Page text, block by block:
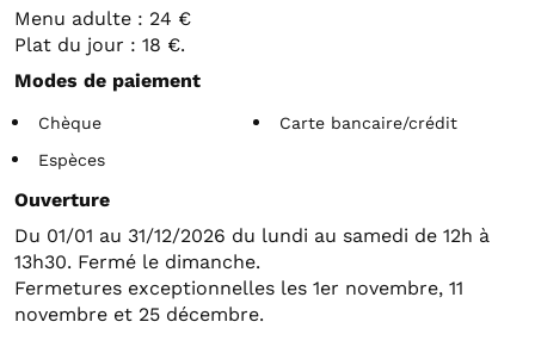
Menu adulte : 24 €
Plat du jour : 18 €.
Modes de paiement
Chèque
Carte bancaire/crédit
Espèces
Ouverture
Du 01/01 au 31/12/2026 du lundi au samedi de 12h à
13h30. Fermé le dimanche.
Fermetures exceptionnelles les 1er novembre, 11
novembre et 25 décembre.